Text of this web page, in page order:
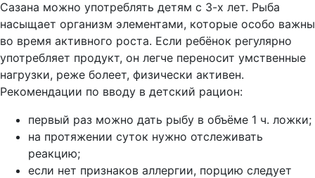
Сазана можно употреблять детям с 3-х лет. Рыба
насыщает организм элементами, которые особо важны
во время активного роста. Если ребёнок регулярно
употребляет продукт, он легче переносит умственные
нагрузки, реже болеет, физически активен.
Рекомендации по вводу в детский рацион:
первый раз можно дать рыбу в объёме 1 ч. ложки;
на протяжении суток нужно отслеживать
реакцию;
если нет признаков аллергии, порцию следует